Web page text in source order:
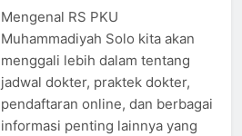
Mengenal RS PKU
Muhammadiyah Solo kita akan
menggali lebih dalam tentang
jadwal dokter, praktek dokter,
pendaftaran online, dan berbagai
informasi penting lainnya yang